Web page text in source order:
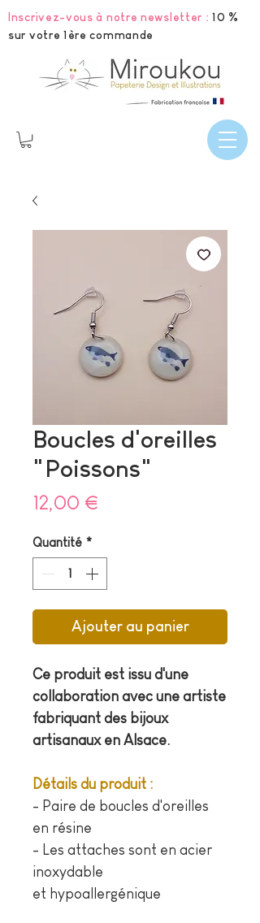
Inscrivez-vous à notre newsletter : 10 %
sur votre 1ère commande
Boucles d'oreilles
"Poissons"
12,00 €
Quantité *
Ajouter au panier
Ce produit est issu d'une
collaboration avec une artiste
fabriquant des bijoux
artisanaux en Alsace.
Détails du produit :
- Paire de boucles d'oreilles
en résine
- Les attaches sont en acier
inoxydable
et hypoallergénique